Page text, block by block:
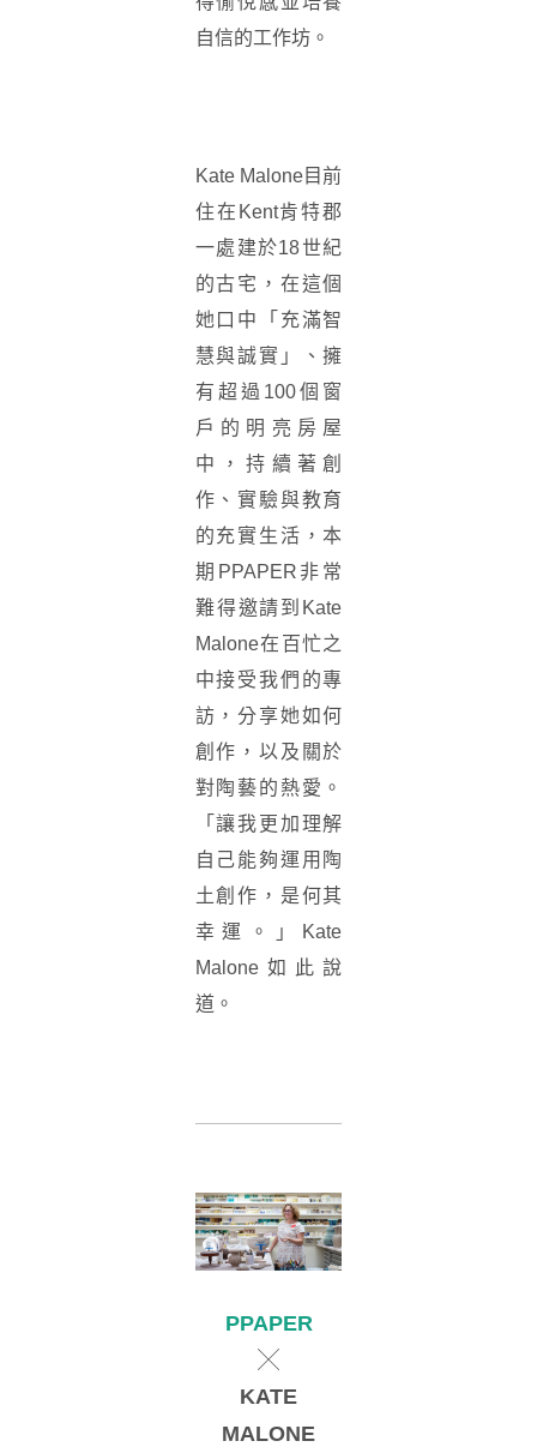
自信的工作坊。
Kate Malone目前
住在Kent肯特郡
一處建於18世紀
的古宅，在這個
她口中「充滿智
慧與誠實」、擁
有超過100個窗
戶的明亮房屋
中，持續著創
作、實驗與教育
的充實生活，本
期PPAPER非常
難得邀請到Kate
Malone在百忙之
中接受我們的專
訪，分享她如何
創作，以及關於
對陶藝的熱愛。
「讓我更加理解
自己能夠運用陶
土創作，是何其
幸運。」Kate
Malone如此說
道。
PPAPER
╳
KATE
MALONE